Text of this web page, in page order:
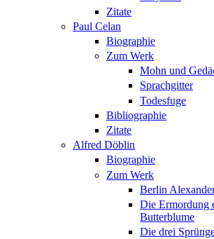
Zitate
Paul Celan
Biographie
Zum Werk
Mohn und
Sprachgitter
Todesfuge
Bibliographie
Zitate
Alfred Döblin
Biographie
Zum Werk
Berlin
Die Ermordung
Butterblume
Die drei